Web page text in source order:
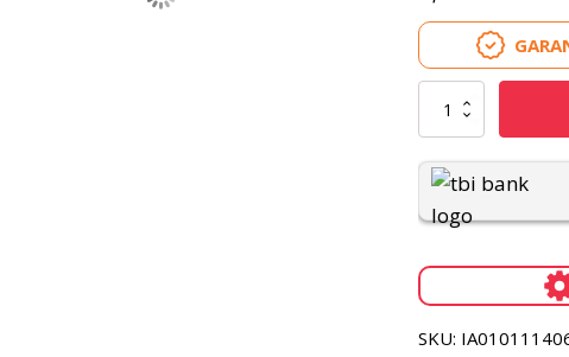
Cantitate
tuns
gazonul
STIHL
SKU: